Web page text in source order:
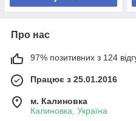
Про нас
97% позитивних з 124
Працює з 25.01.2016
м. Калиновка
Калиновка, Україна